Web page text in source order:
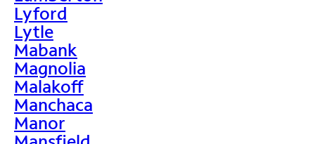
Lyford
Lytle
Mabank
Magnolia
Malakoff
Manchaca
Manor